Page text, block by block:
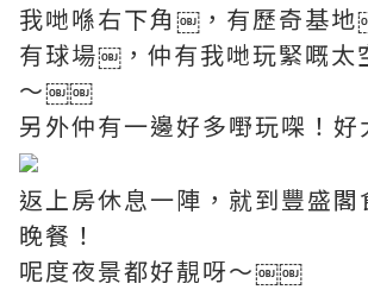
我哋喺右下角￼，有歷奇基
有球場￼，仲有我哋玩緊嘅太
～￼￼
另外仲有一邊好多嘢玩㗎！
返上房休息一陣，就到豐盛閣
晚餐！
呢度夜景都好靚呀～￼￼